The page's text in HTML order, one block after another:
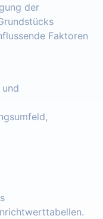
der
Faktoren